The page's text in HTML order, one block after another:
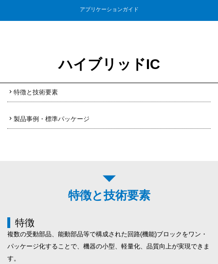
アプリケーションガイド
ハイブリッドIC
特徴と技術要素
製品事例・標準パッケージ
特徴と技術要素
特徴
複数の受動部品、能動部品等で構成された回路(機能)ブロックをワン・
パッケージ化することで、機器の小型、軽量化、品質向上が実現できま
す。